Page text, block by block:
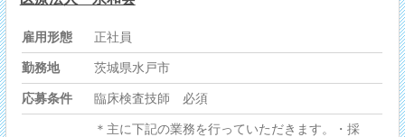
雇用形態 正社員
勤務地 茨城県水戸市
応募条件 臨床検査技師 必須
＊主に下記の業務を行っていただきます。・採